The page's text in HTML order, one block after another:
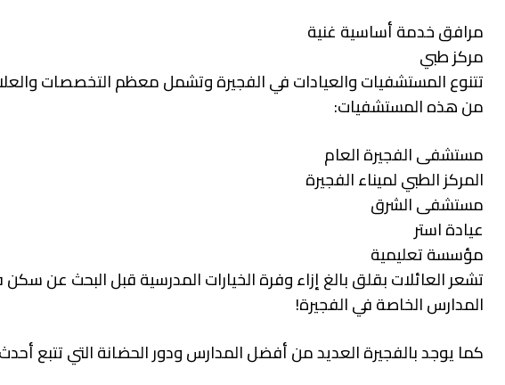
مرافق خدمة أساسية غنية
مركز طبي
تتنوع المستشفيات والعيادات في الفجيرة وتشمل معظم التخصصات
من هذه المستشفيات:
مستشفى الفجيرة العام
المركز الطبي لميناء الفجيرة
مستشفى الشرق
عيادة استر
مؤسسة تعليمية
تشعر العائلات بقلق بالغ إزاء وفرة الخيارات المدرسية قبل البحث عن سكن
المدارس الخاصة في الفجيرة!
كما يوجد بالفجيرة العديد من أفضل المدارس ودور الحضانة التي تتبع